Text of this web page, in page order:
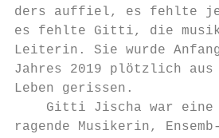
ders auffiel, es fehlte
es fehlte Gitti, die
Leiterin. Sie wurde
Jahres 2019 plötzlich aus
Leben gerissen.
Gitti Jischa war
ragende Musikerin,